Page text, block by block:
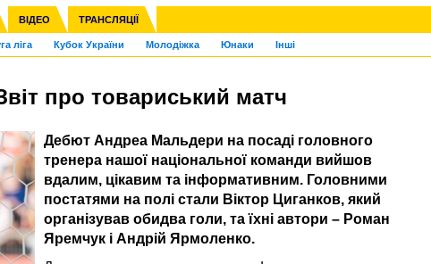
ВІДЕО ТРАНСЛЯЦІЇ
ліга Кубок України Молодіжка Юнаки Інші
Ліга націй Ліга конференцій
Франція ІншіЧЄ-2015 (U-21)
УПЛ-ПЕРЕХОДИ
про товариський матч
Дебют Андреа Мальдери на посаді головного
тренера нашої національної команди вийшов
вдалим, цікавим та інформативним. Головними
постатями на полі стали Віктор Циганков, який
організував обидва голи, та їхні автори – Роман
Яремчук і Андрій Ярмоленко.